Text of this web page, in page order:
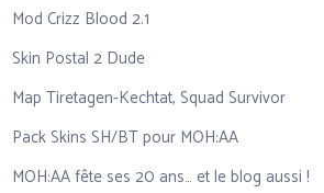
Mod Crizz Blood 2.1
Skin Postal 2 Dude
Map Tiretagen-Kechtat, Squad Survivor
Pack Skins SH/BT pour MOH:AA
MOH:AA fête ses 20 ans… et le blog aussi !